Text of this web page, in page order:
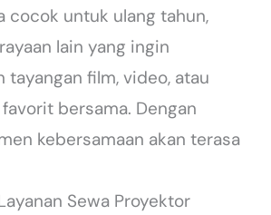
cocok untuk ulang tahun,
lain yang ingin
tayangan film, video, atau
bersama. Dengan
kebersamaan akan terasa
Sewa Proyektor